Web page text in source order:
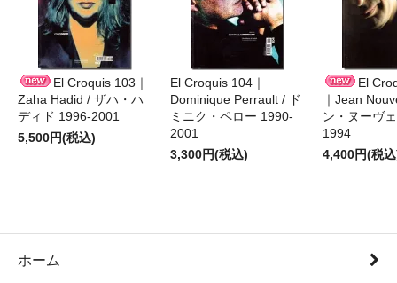
El Croquis 103｜
Zaha Hadid / ザハ・ハ
ディド 1996-2001
5,500円(税込)
El Croquis 104｜
Dominique Perrault / ド
ミニク・ペロー 1990-
2001
3,300円(税込)
El
｜Jean
ン・ヌーヴ
1994
4,400円(税
ホーム